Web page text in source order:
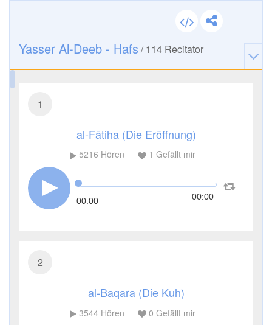
Yasser Al-Deeb - Hafs /114 Recitator
1
al-Fātiha (Die Eröffnung)
5216 Hören 1 Gefällt mir
00:00 00:00
2
al-Baqara (Die Kuh)
3544Hören 0 Gefällt mir